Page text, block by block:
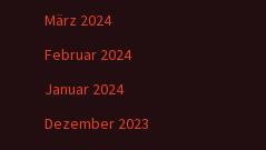
März 2024
Februar 2024
Januar 2024
Dezember 2023